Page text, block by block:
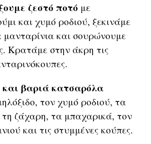
ζεστό ποτό με
και χυμό ροδιού, ξεκινάμε
μανταρίνια και σουρώνουμε
Κρατάμε στην άκρη τις
βαριά κατσαρόλα
τον χυμό ροδιού, τα
τη ζάχαρη, τα μπαχαρικά, τον
και τις στυμμένες κούπες.